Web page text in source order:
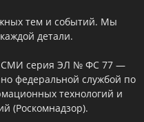
тем и событий. Мы
детали.
СМИ серия ЭЛ № ФС 77 —
федеральной службой по
технологий и
(Роскомнадзор).